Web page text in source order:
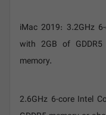
iMac 2019: 3.2GHz
with 2GB of
memory.
2.6GHz 6-core Intel